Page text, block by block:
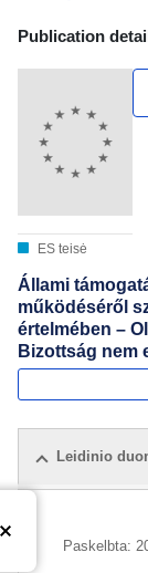
Publication
ES teisė
Állami
működéséről
értelmében –
Bizottság nem
Leidinio
Paskelbta: